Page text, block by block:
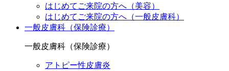
はじめてご来院の方へ（美容）
はじめてご来院の方へ（一般皮膚科）
一般皮膚科（保険診療）
一般皮膚科（保険診療）
アトピー性皮膚炎